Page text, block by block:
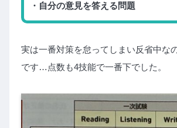
・自分の意見を答える問題
実は一番対策を怠ってしまい反省中な
です…点数も4技能で一番下でした。